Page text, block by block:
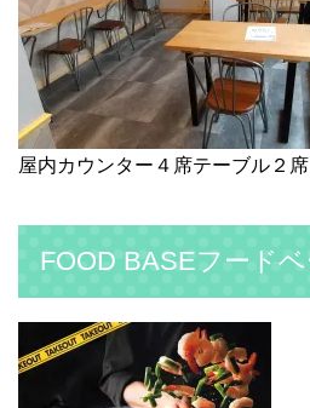
屋内カウンター４席テーブル２席
FOOD BASEフード